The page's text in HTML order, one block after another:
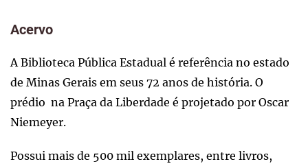
Acervo
A Biblioteca Pública Estadual é referência no estado
de Minas Gerais em seus 72 anos de história. O
prédio na Praça da Liberdade é projetado por Oscar
Niemeyer.
Possui mais de 500 mil exemplares, entre livros,